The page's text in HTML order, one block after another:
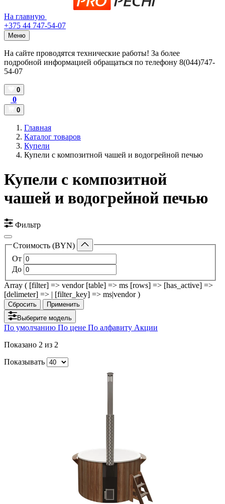
На главную
+375 44 747-54-07
Меню
На сайте проводятся технические работы! За более
подробной информацией обращаться по телефону 8(044)747-
54-07
0
0
0
Главная
Каталог товаров
Купели
Купели с композитной чашей и водогрейной печью
Купели с композитной
чашей и водогрейной печью
Фильтр
Стоимость (BYN)
От
До
Array ( [filter] => vendor [table] => ms [rows] => [has_active] =>
[delimeter] => | [filter_key] => ms|vendor )
Сбросить
Применить
Выберите модель
По умолчанию По цене По алфавиту Акции
Показано 2 из 2
Показывать